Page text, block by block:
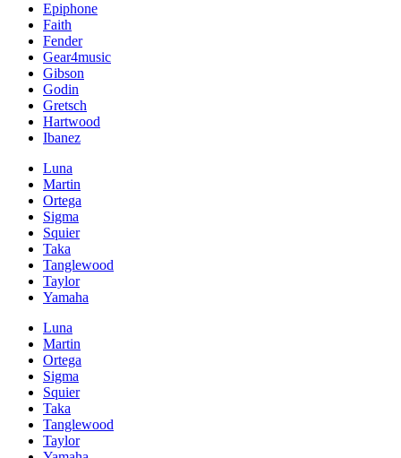
Epiphone
Faith
Fender
Gear4music
Gibson
Godin
Gretsch
Hartwood
Ibanez
Luna
Martin
Ortega
Sigma
Squier
Taka
Tanglewood
Taylor
Yamaha
Luna
Martin
Ortega
Sigma
Squier
Taka
Tanglewood
Taylor